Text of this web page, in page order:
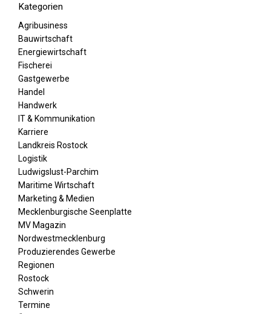
Kategorien
Agribusiness
Bauwirtschaft
Energiewirtschaft
Fischerei
Gastgewerbe
Handel
Handwerk
IT & Kommunikation
Karriere
Landkreis Rostock
Logistik
Ludwigslust-Parchim
Maritime Wirtschaft
Marketing & Medien
Mecklenburgische Seenplatte
MV Magazin
Nordwestmecklenburg
Produzierendes Gewerbe
Regionen
Rostock
Schwerin
Termine